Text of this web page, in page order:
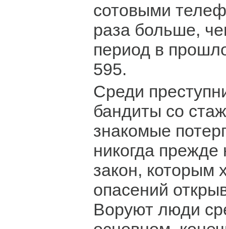
сотовыми
раза больше,
период в
595.
Среди
бандиты со
знакомые
никогда
закон, которым
опасений
Воруют люди